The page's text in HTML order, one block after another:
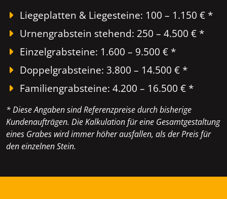
Liegeplatten & Liegesteine: 100 – 1.150 € *
Urnengrabstein stehend: 250 – 4.500 € *
Einzelgrabsteine: 1.600 – 9.500 € *
Doppelgrabsteine: 3.800 – 14.500 € *
Familiengrabsteine: 4.200 – 16.500 € *
* Diese Angaben sind Referenzpreise durch bisherige
Kundenaufträgen. Die Kalkulation für eine Gesamtgestaltung
eines Grabes wird immer höher ausfallen, als der Preis für
den einzelnen Stein.